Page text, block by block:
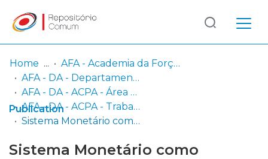
Communities
& Collections
Browse repository
Log
In
(current)
Home
AFA - Academia da Força Aérea
AFA - DA - Departamento de Aeronáutica
AFA - DA - ACPA - Área Científica de Pilotagem Aeronáutica
AFA - DA - ACPA - Trabalhos Finais de Mestrado
Sistema Monetário como componente da Defesa Económica
Publication
Sistema Monetário como